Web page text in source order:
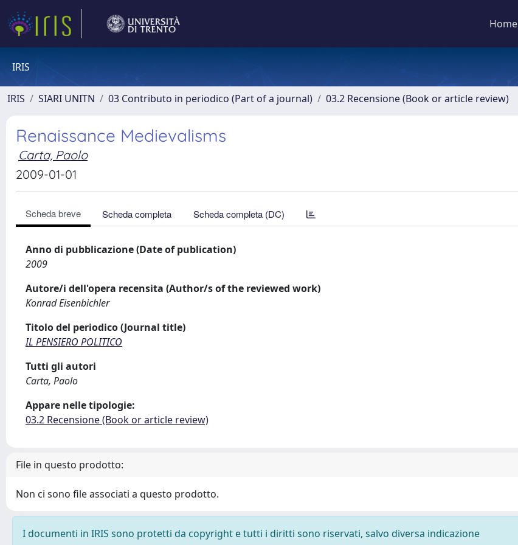
Home
IRIS
IRIS SIARI UNITN 03 Contributo in periodico (Part of a journal) 03.2 Recensione (Book or article review)
Renaissance Medievalisms
Carta, Paolo
2009-01-01
Scheda breve Scheda completa Scheda completa (DC)
Anno di pubblicazione (Date of publication)
2009
Autore/i dell'opera recensita (Author/s of the reviewed work)
Konrad Eisenbichler
Titolo del periodico (Journal title)
IL PENSIERO POLITICO
Tutti gli autori
Carta, Paolo
Appare nelle tipologie:
03.2 Recensione (Book or article review)
File in questo prodotto:
Non ci sono file associati a questo prodotto.
I documenti in IRIS sono protetti da copyright e tutti i diritti sono riservati, salvo diversa indicazione